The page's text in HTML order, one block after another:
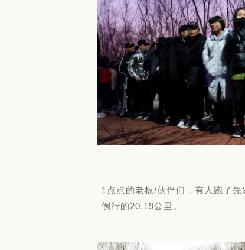
1点点的老板/伙伴们，有人跑了
例行的20.19公里。